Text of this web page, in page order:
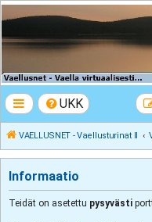
VAELLUSNET -
Vaellusturinat II
UKK
VAELLUSNET - Vaellusturinat II
Informaatio
Teidät on asetettu pysyvästi